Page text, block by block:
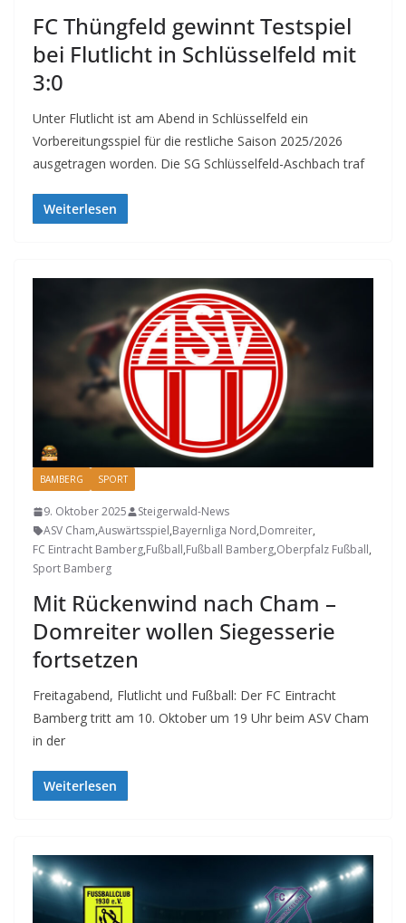
FC Thüngfeld gewinnt Testspiel
bei Flutlicht in Schlüsselfeld mit
3:0
Unter Flutlicht ist am Abend in Schlüsselfeld ein
Vorbereitungsspiel für die restliche Saison 2025/2026
ausgetragen worden. Die SG Schlüsselfeld-Aschbach traf
Weiterlesen
BAMBERG SPORT
9. Oktober 2025
Steigerwald-News
ASV Cham,Auswärtsspiel,Bayernliga Nord,Domreiter,
FC Eintracht Bamberg,Fußball,Fußball Bamberg,Oberpfalz Fußball,
Sport Bamberg
Mit Rückenwind nach Cham –
Domreiter wollen Siegesserie
fortsetzen
Freitagabend, Flutlicht und Fußball: Der FC Eintracht
Bamberg tritt am 10. Oktober um 19 Uhr beim ASV Cham
in der
Weiterlesen